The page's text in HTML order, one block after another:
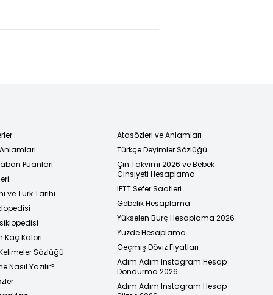
Puanları
ve Türk Tarihi
Kaç Kalori
Sözlüğü
Nasıl Yazılır?
Atasözleri ve Anlamları
Türkçe Deyimler Sözlüğü
Çin Takvimi 2026 ve Bebek
Cinsiyeti Hesaplama
İETT Sefer Saatleri
Gebelik Hesaplama
Yükselen Burç Hesaplama 2026
Yüzde Hesaplama
Geçmiş Döviz Fiyatları
Adım Adım Instagram Hesap
Dondurma 2026
Adım Adım Instagram Hesap